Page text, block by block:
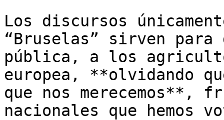
Los discursos
“Bruselas” sirven
pública, a los
europea, **olvidando
que nos
nacionales que hemos